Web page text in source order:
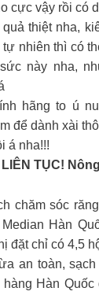
cực vậy rồi có
thiệt nha,
nhiên thì có
này nha,
hãng to ú
để dành xài
á nha!!!
TỤC!
chăm sóc
Hàn
đặt chỉ có 4,5
an toàn,
hàng Hàn